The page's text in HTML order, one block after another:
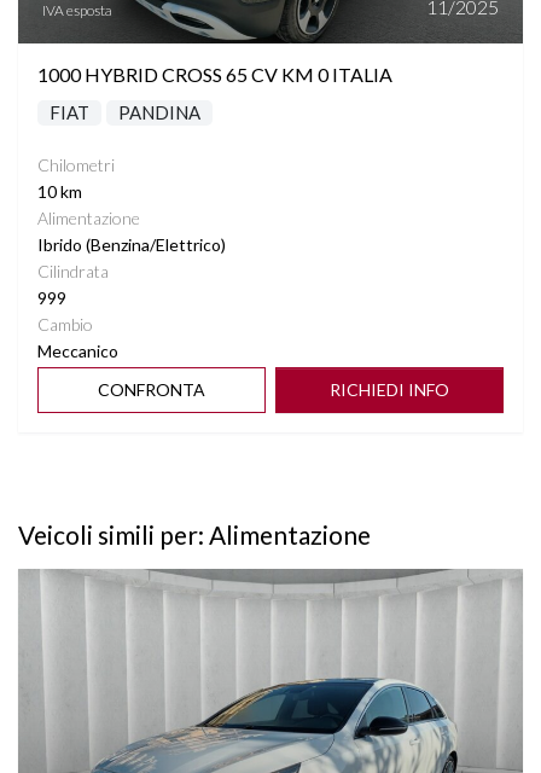
IVA esposta 11/2025
1000 HYBRID CROSS 65 CV KM 0 ITALIA
FIAT PANDINA
Chilometri
10 km
Alimentazione
Ibrido (Benzina/Elettrico)
Cilindrata
999
Cambio
Meccanico
CONFRONTA
RICHIEDI INFO
Veicoli simili per: Alimentazione
Vedi dettagli